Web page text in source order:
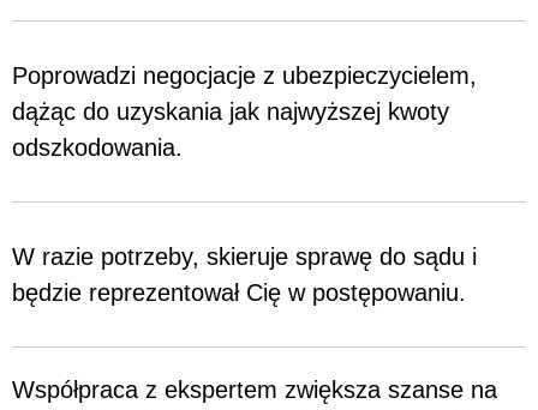
Poprowadzi negocjacje z ubezpieczycielem,
dążąc do uzyskania jak najwyższej kwoty
odszkodowania.
W razie potrzeby, skieruje sprawę do sądu i
będzie reprezentował Cię w postępowaniu.
Współpraca z ekspertem zwiększa szanse na